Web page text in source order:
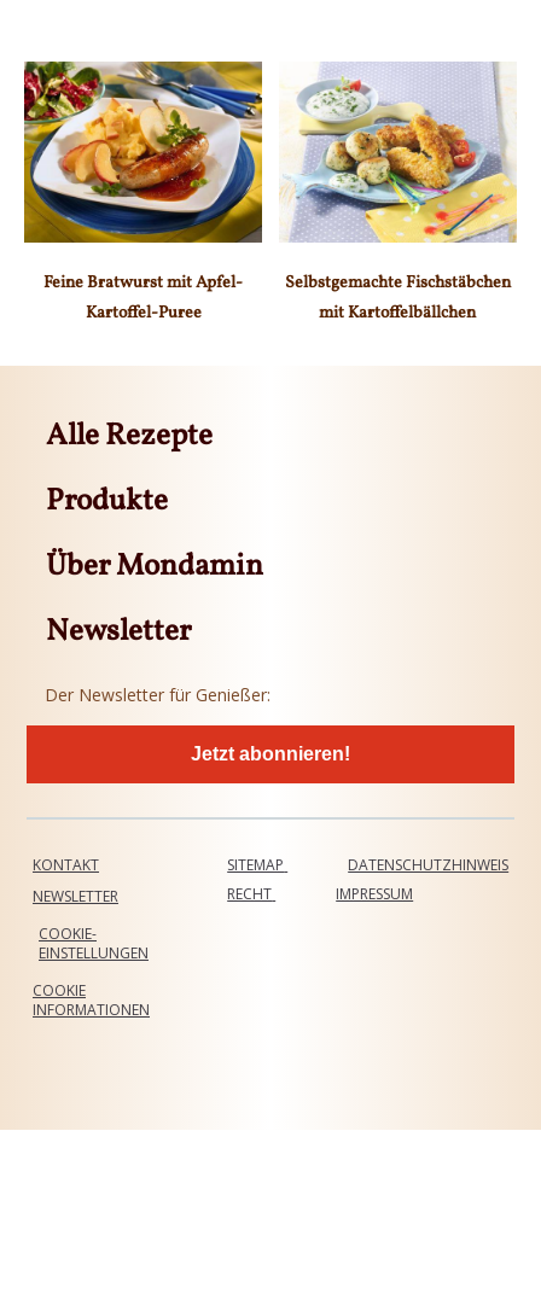
Feine Bratwurst mit Apfel-
Kartoffel-Puree
Selbstgemachte Fischstäbchen
mit Kartoffelbällchen
Alle Rezepte
Produkte
Über Mondamin
Newsletter
Der Newsletter für Genießer:
Jetzt abonnieren!
KONTAKT
SITEMAP
NEWSLETTER
DATENSCHUTZHINWEIS
COOKIE-
EINSTELLUNGEN
RECHT
COOKIE
INFORMATIONEN
IMPRESSUM